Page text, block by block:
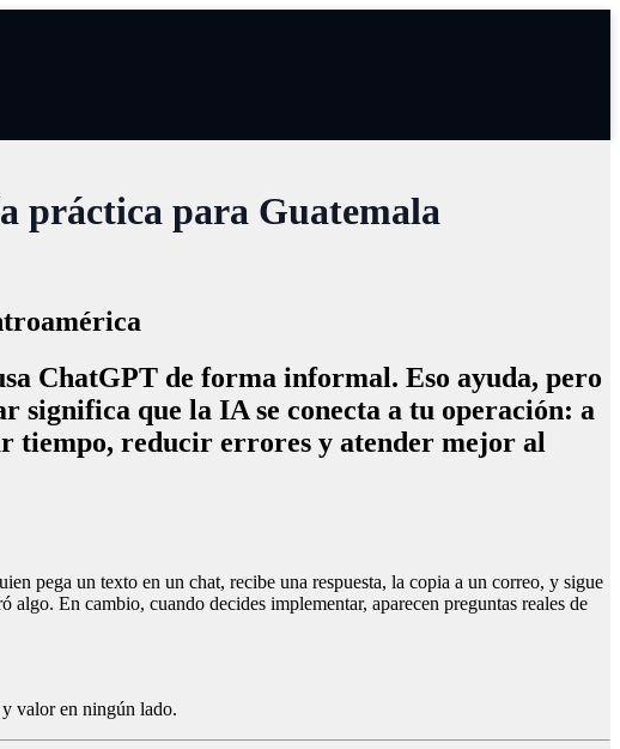
práctica para Guatemala
ChatGPT de forma informal. Eso ayuda, pero
significa que la IA se conecta a tu operación: a
tiempo, reducir errores y atender mejor al
pega un texto en un chat, recibe una respuesta, la copia a un correo, y sigue
En cambio, cuando decides implementar, aparecen preguntas reales de
y valor en ningún lado.